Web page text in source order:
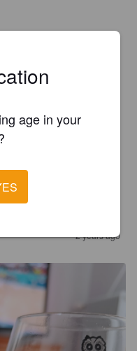
2 years ago
2 years ago
age in your